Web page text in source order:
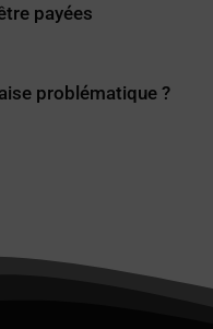
payées
problématique ?